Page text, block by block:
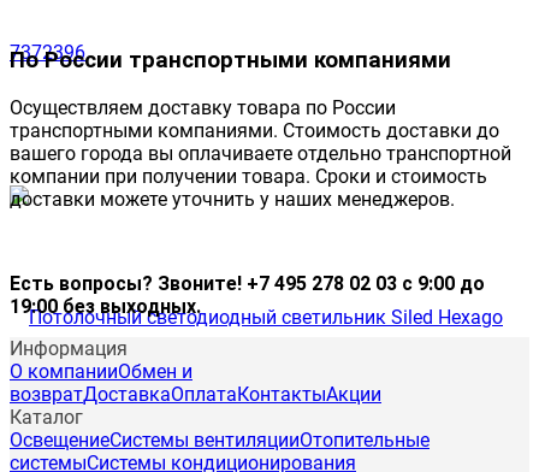
По России транспортными компаниями
Осуществляем доставку товара по России
транспортными компаниями. Стоимость доставки до
вашего города вы оплачиваете отдельно транспортной
компании при получении товара. Сроки и стоимость
доставки можете уточнить у наших менеджеров.
Есть вопросы? Звоните! +7 495 278 02 03 с 9:00 до
19:00 без выходных.
Информация
О компанииОбмен и
возвратДоставкаОплата КонтактыАкции
Каталог
ОсвещениеСистемы вентиляцииОтопительные
системыСистемы кондиционирования